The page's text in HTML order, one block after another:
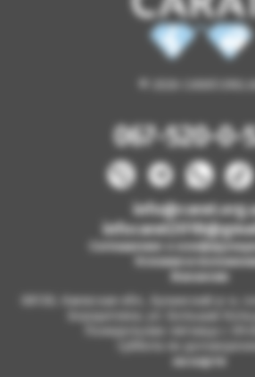
067-520-0-
Соглашение о
Условия и
Вакансии
08130, Киевская обл., Бучанский р-н,
на карте